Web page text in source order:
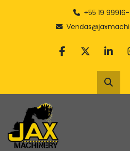
+55 19
facebook
twitter